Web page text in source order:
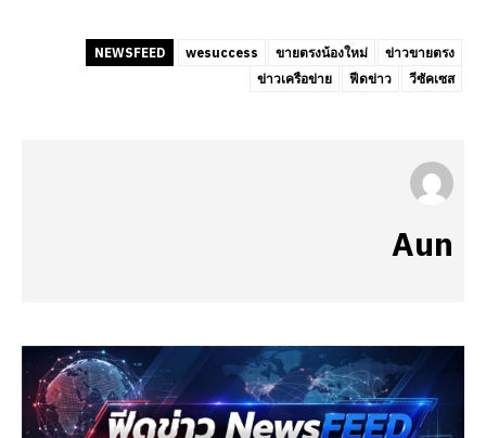
NEWSFEED wesuccess ขายตรงน้องใหม่
ข่าวขายตรง
ข่าวเครือข่าย
ฟีดข่าว วีซัคเซส
Aun